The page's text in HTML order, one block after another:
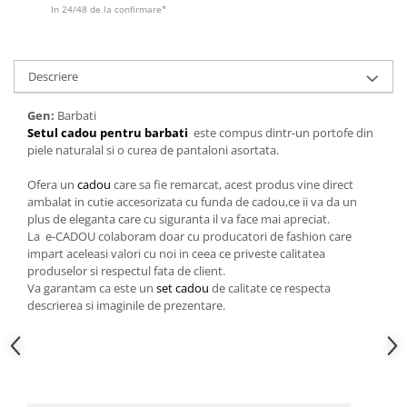
Cadouri pentru Doctori
In 24/48 de la confirmare*
Descriere
Gen: Barbati
Setul cadou pentru barbati este compus dintr-un portofe din
piele naturalal si o curea de pantaloni asortata.
Ofera un cadou care sa fie remarcat, acest produs vine direct
ambalat in cutie accesorizata cu funda de cadou,ce ii va da un
plus de eleganta care cu siguranta il va face mai apreciat.
La e-CADOU colaboram doar cu producatori de fashion care
impart aceleasi valori cu noi in ceea ce priveste calitatea
produselor si respectul fata de client.
Va garantam ca este un set cadou de calitate ce respecta
descrierea si imaginile de prezentare.